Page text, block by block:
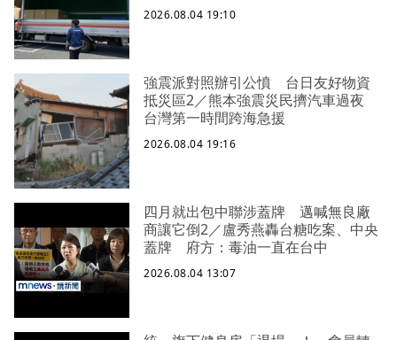
2026.08.04 19:10
強震派對照辦引公憤 台日友好物資
抵災區2／熊本強震災民擠汽車過夜
台灣第一時間跨海急援
2026.08.04 19:16
四月就出包中聯涉蓋牌 邁喊無良廠
商讓它倒2／盧秀燕轟台糖吃案、中央
蓋牌 府方：毒油一直在台中
2026.08.04 13:07